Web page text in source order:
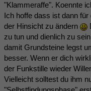
"Klammeraffe". Koennte
Ich hoffe dass ist dann
der Hinsicht zu ändern
zu tun und dienlich zu
damit Grundsteine legst
besser. Wenn er dich
der Funkstille wieder
Vielleicht solltest du ihm